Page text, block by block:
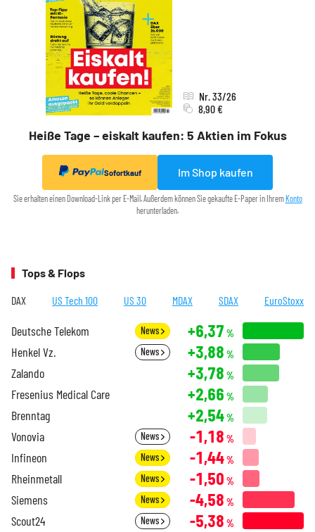
Heiße Tage – eiskalt kaufen: 5 Aktien im Fokus
Nr. 33/26
8,90 €
Sofortkauf Im Shop kaufen
Sie erhalten einen Download-Link per E-Mail. Außerdem können Sie gekaufte E-Paper in Ihrem Konto
herunterladen.
Tops & Flops
DAX US Tech 100 US 30 MDAX SDAX EuroStoxx
Deutsche Telekom News +6,37 %
Henkel Vz. News +3,88 %
Zalando +3,78 %
Fresenius Medical Care +2,66 %
Brenntag +2,54%
Vonovia News -1,18 %
Infineon News -1,44%
Rheinmetall News -1,50 %
Siemens News -4,58 %
Scout24 News -5,38 %